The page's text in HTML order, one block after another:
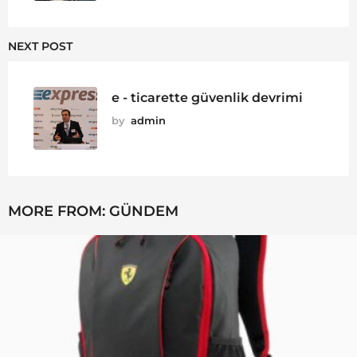
NEXT POST
e - ticarette güvenlik devrimi
by admin
MORE FROM: GÜNDEM